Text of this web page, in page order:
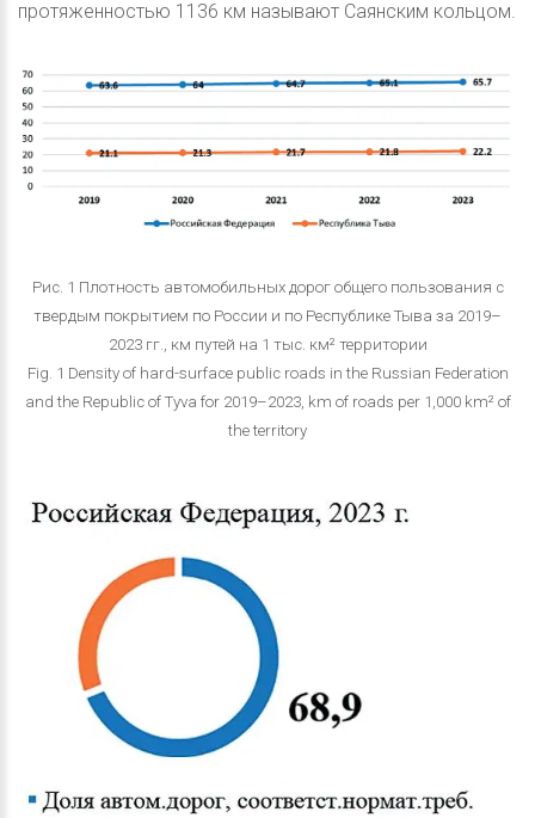
протяженностью 1136 км называют Саянским кольцом.
Рис. 1 Плотность автомобильных дорог общего пользования с
твердым покрытием по России и по Республике Тыва за 2019–
2023 гг., км путей на 1 тыс. км² территории
Fig. 1 Density of hard-surface public roads in the Russian Federation
and the Republic of Tyva for 2019–2023, km of roads per 1,000 km² of
the territory